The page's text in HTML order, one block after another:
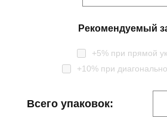
Рекомендуемый
+5% при прямой
+10% при
Всего упаковок: